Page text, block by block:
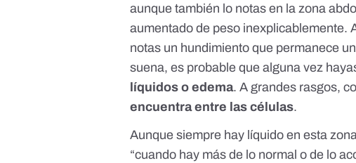
aunque también lo notas en la zona
aumentado de peso inexplicablemente.
notas un hundimiento que permanece
suena, es probable que alguna vez
líquidos o edema. A grandes rasgos,
encuentra entre las células.
Aunque siempre hay líquido en esta
“cuando hay más de lo normal o de lo